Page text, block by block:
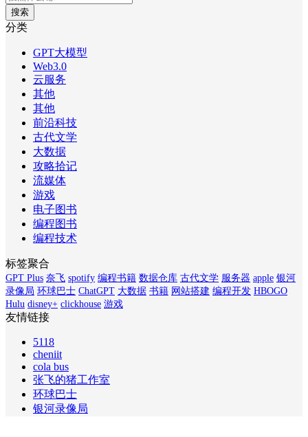
搜索
分类
GPT大模型
Web3.0
云服务
其他
其他
前沿科技
古代文学
大数据
攻略拾记
流媒体
游戏
电子图书
编程图书
编程技术
标签聚合
GPT Plus 奈飞 spotify 编程书籍 数据仓库 古代文学 服务器 apple 银河
录像局 环球巴士 ChatGPT 大数据 书籍 网站搭建 编程开发 HBOGO
Hulu disney+ clickhouse 游戏
友情链接
5118
cheniit
cola bus
张飞的猪工作室
环球巴士
银河录像局